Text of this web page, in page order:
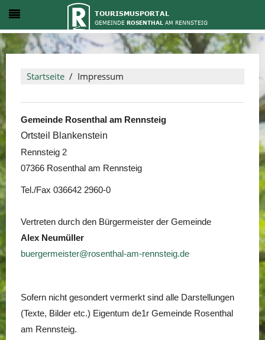
Startseite Impressum
Gemeinde Rosenthal am Rennsteig
Ortsteil Blankenstein
Rennsteig 2
07366 Rosenthal am Rennsteig
Tel./Fax 036642 2960-0
Vertreten durch den Bürgermeister der Gemeinde
Alex Neumüller
buergermeister@rosenthal-am-rennsteig.de
Sofern nicht gesondert vermerkt sind alle Darstellungen
(Texte, Bilder etc.) Eigentum de1r Gemeinde Rosenthal
am Rennsteig.